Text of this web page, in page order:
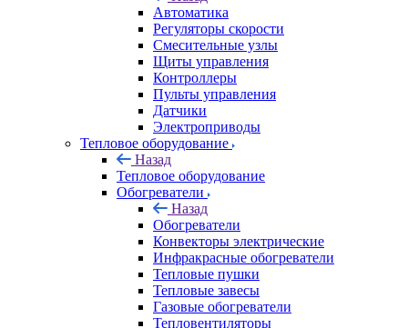
Автоматика
Регуляторы скорости
Смесительные узлы
Щиты управления
Контроллеры
Пульты управления
Датчики
Электроприводы
Тепловое оборудование
Назад
Тепловое оборудование
Обогреватели
Назад
Обогреватели
Конвекторы электрические
Инфракрасные обогреватели
Тепловые пушки
Тепловые завесы
Газовые обогреватели
Тепловентиляторы